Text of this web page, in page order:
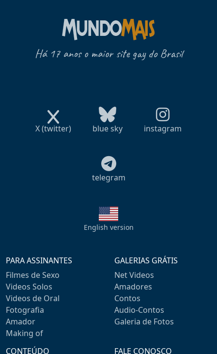
Há 17 anos o maior site gay do Brasil
X (twitter) blue sky instagram
telegram
English version
PARA ASSINANTES
Filmes de Sexo
Videos Solos
Videos de Oral
Fotografia
Amador
Making of
GALERIAS GRÁTIS
Net Videos
Amadores
Contos
Audio-Contos
Galeria de Fotos
CONTEÚDO FALE CONOSCO